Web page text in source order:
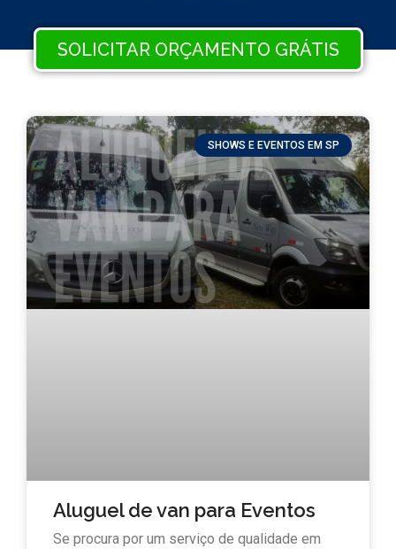
SOLICITAR ORÇAMENTO GRÁTIS
SHOWS E EVENTOS EM SP
Aluguel de van para Eventos
Se procura por um serviço de qualidade em